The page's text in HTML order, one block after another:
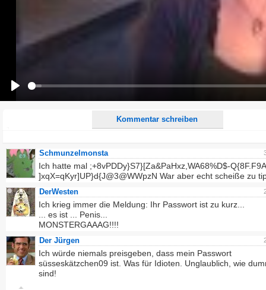
Kommentar schreiben
URLs werden automatisch umgewandelt. Bitte verwende "www." oder "http://" in URLs
Ich möchte eine E-Mail, wenn zu meinem Kommentar Antworten erscheinen.
Ich möchte eine E-Mail, wenn auf dieser Seite weitere Kommentare erscheinen.
Schmunzelmonsta
Ich hatte mal ;+8vPDDy}S7}[Za&PaHxz,WA68%D$-
]xqX=qKyr]UP}d{J@3@WWpzN War aber echt scheiße zu
DerWesten
Ich krieg immer die Meldung: Ihr Passwort ist zu kurz...
... es ist ... Penis...
MONSTERGAAAG!!!!
Der Jürgen
Ich würde niemals preisgeben, dass mein Passwort
süsseskätzchen09 ist. Was für Idioten. Unglaublich, wie
sind!